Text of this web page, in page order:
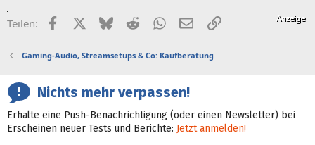
Teilen: FacebookX (Twitter)
BlueskyRedditWhatsApp
E-MailLink
Gaming-Audio, Streamsetups & Co: Kaufberatung
Nichts mehr verpassen!
Erhalte eine Push-Benachrichtigung (oder einen Newsletter) bei
Erscheinen neuer Tests und Berichte: Jetzt anmelden!